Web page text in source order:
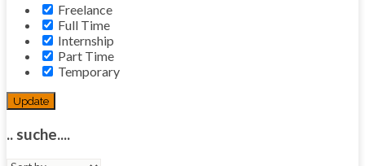
Freelance
Full Time
Internship
Part Time
Temporary
Update
.. suche....